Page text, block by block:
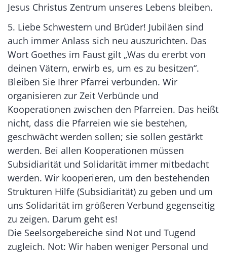
Jesus Christus Zentrum unseres Lebens bleiben.
5. Liebe Schwestern und Brüder! Jubiläen sind
auch immer Anlass sich neu auszurichten. Das
Wort Goethes im Faust gilt „Was du ererbt von
deinen Vätern, erwirb es, um es zu besitzen“.
Bleiben Sie Ihrer Pfarrei verbunden. Wir
organisieren zur Zeit Verbünde und
Kooperationen zwischen den Pfarreien. Das heißt
nicht, dass die Pfarreien wie sie bestehen,
geschwächt werden sollen; sie sollen gestärkt
werden. Bei allen Kooperationen müssen
Subsidiarität und Solidarität immer mitbedacht
werden. Wir kooperieren, um den bestehenden
Strukturen Hilfe (Subsidiarität) zu geben und um
uns Solidarität im größeren Verbund gegenseitig
zu zeigen. Darum geht es!
Die Seelsorgebereiche sind Not und Tugend
zugleich. Not: Wir haben weniger Personal und